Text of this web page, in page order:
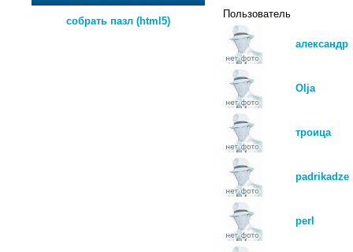
собрать пазл (html5)
Пользователь
александр
Olja
троица
padrikadze
perl